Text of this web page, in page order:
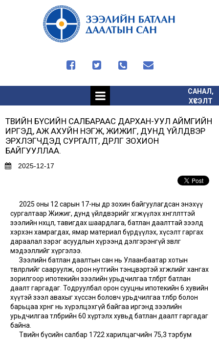
   
САНАЛ,
ХҮСЭЛТ
ТӨВИЙН БҮСИЙН САЛБАРААС ДАРХАН-УУЛ АЙМГИЙН
ИРГЭД, АЖ АХУЙН НЭГЖ, ЖИЖИГ, ДУНД ҮЙЛДВЭР
ЭРХЛЭГЧДЭД СУРГАЛТ, ӨДӨРЛӨГ ЗОХИОН
БАЙГУУЛЛАА.
2025-12-17
2025 оны 12 сарын 17-ны өдөр зохин байгуулагдсан энэхүү
сургалтаар Жижиг, дунд үйлдвэрийг хөгжүүлэх хөнгөлөлттэй
зээлийн нөхцөл, тавигдах шаардлага, батлан даалттай зээлд
хэрхэн хамрагдах, ямар материал бүрдүүлэх, хүсэлт гаргах
дараалал зэрэг асуудлын хүрээнд дэлгэрэнгүй зөвлөгөө
мэдээллийг хүргэлээ.
Зээлийн батлан даалтын сан нь Улаанбаатар хотын
төвлөрлийг сааруулж, орон нутгийн тэнцвэртэй хөгжлийг хангах
зорилгоор ипотекийн зээлийн урьдчилгаа төлбөрт батлан
даалт гаргадаг. Тодруулбал орон сууцны ипотекийн 6 хувийн
хүүтэй зээл авахыг хүссэн боловч урьдчилгаа төлбөр болон
барьцаа хөрөнгө нь хүрэлцэхгүй байгаа иргэнд зээлийн
урьдчилгаа төлбөрийн 60 хүртэлх хувьд батлан даалт гаргадаг
байна.
Төвийн бүсийн салбар 1722 харилцагчийн 75,3 тэрбум